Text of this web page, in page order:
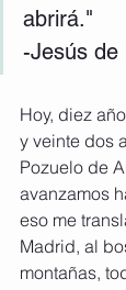
abrirá."
-Jesús de
Hoy, diez
y veinte dos
Pozuelo de
avanzamos
eso me
Madrid, al
montañas,